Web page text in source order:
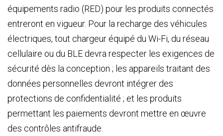
équipements radio (RED) pour les produits connectés
entreront en vigueur. Pour la recharge des véhicules
électriques, tout chargeur équipé du Wi-Fi, du réseau
cellulaire ou du BLE devra respecter les exigences de
sécurité dès la conception ; les appareils traitant des
données personnelles devront intégrer des
protections de confidentialité ; et les produits
permettant les paiements devront mettre en œuvre
des contrôles antifraude.